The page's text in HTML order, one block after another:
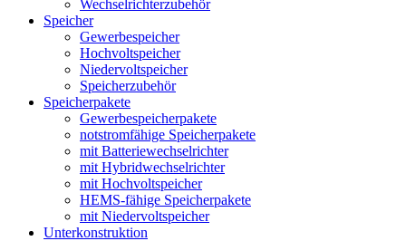
Wechselrichterzubehör
Speicher
Gewerbespeicher
Hochvoltspeicher
Niedervoltspeicher
Speicherzubehör
Speicherpakete
Gewerbespeicherpakete
notstromfähige Speicherpakete
mit Batteriewechselrichter
mit Hybridwechselrichter
mit Hochvoltspeicher
HEMS-fähige Speicherpakete
mit Niedervoltspeicher
Unterkonstruktion